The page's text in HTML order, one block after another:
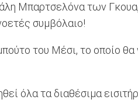
Μπαρτσελόνα των
συμβόλαιο!
του Μέσι, το οποίο
όλα τα διαθέσιμα